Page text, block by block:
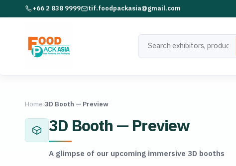
+66 2 838 9999 tif.foodpackasia@gmail.com
Home›3D Booth — Preview
3D Booth — Preview
A glimpse of our upcoming immersive 3D booths